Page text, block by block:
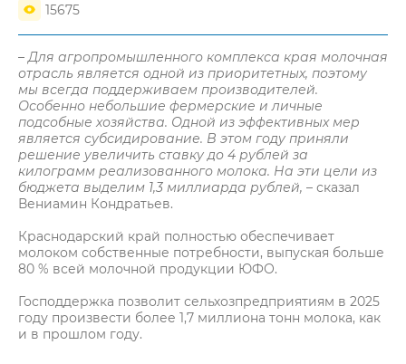
15675
– Для агропромышленного комплекса края молочная
отрасль является одной из приоритетных, поэтому
мы всегда поддерживаем производителей.
Особенно небольшие фермерские и личные
подсобные хозяйства. Одной из эффективных мер
является субсидирование. В этом году приняли
решение увеличить ставку до 4 рублей за
килограмм реализованного молока. На эти цели из
бюджета выделим 1,3 миллиарда рублей, – сказал
Вениамин Кондратьев.
Краснодарский край полностью обеспечивает
молоком собственные потребности, выпуская больше
80 % всей молочной продукции ЮФО.
Господдержка позволит сельхозпредприятиям в 2025
году произвести более 1,7 миллиона тонн молока, как
и в прошлом году.